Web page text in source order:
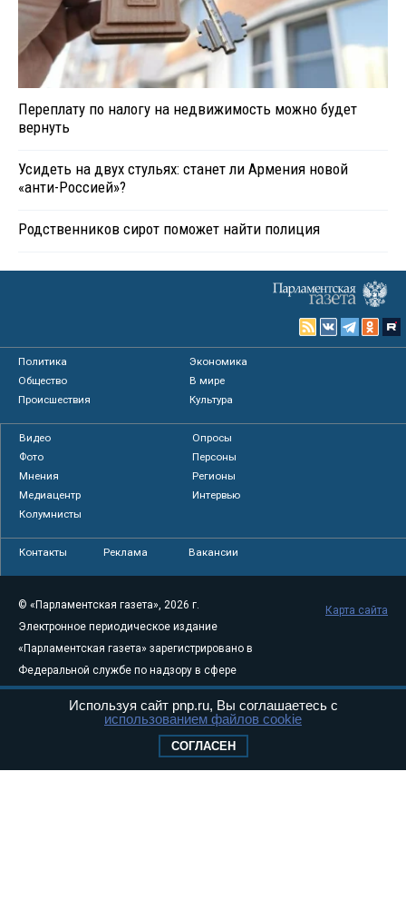
Переплату по налогу на недвижимость можно будет
вернуть
Усидеть на двух стульях: станет ли Армения новой
«анти-Россией»?
Родственников сирот поможет найти полиция
Политика
Экономика
Общество
В мире
Происшествия
Культура
Видео
Опросы
Фото
Персоны
Мнения
Регионы
Медиацентр
Интервью
Колумнисты
Контакты Реклама Вакансии
© «Парламентская газета», 2026 г.
Электронное периодическое издание
«Парламентская газета» зарегистрировано в
Федеральной службе по надзору в сфере
связи, информационных технологий и
массовых коммуникаций (Роскомнадзор) 05
Свидетельство о регистрации Эл № ФС77-
Карта сайта
Используя сайт pnp.ru, Вы соглашаетесь с
использованием файлов cookie
СОГЛАСЕН